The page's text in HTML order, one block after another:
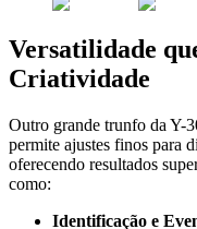
Versatilidade
Criatividade
Outro grande trunfo da Y-
permite ajustes finos para
oferecendo resultados
como:
Identificação e